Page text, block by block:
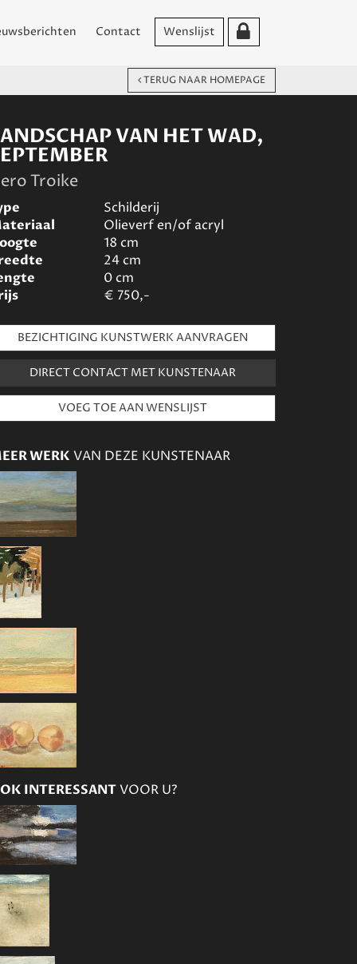
Contact Wenslijst
TERUG NAAR HOMEPAGE
VAN HET WAD,
Troike
Schilderij
Olieverf en/of acryl
18 cm
24cm
0cm
€ 750,-
BEZICHTIGING KUNSTWERK AANVRAGEN
DIRECT CONTACT MET KUNSTENAAR
WERK VAN DEZE KUNSTENAAR
INTERESSANTVOOR U?